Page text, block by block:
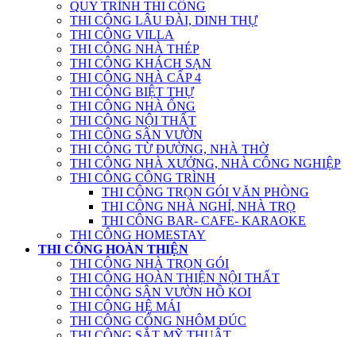
QUY TRÌNH THI CÔNG
THI CÔNG LÂU ĐÀI, DINH THỰ
THI CÔNG VILLA
THI CÔNG NHÀ THÉP
THI CÔNG KHÁCH SẠN
THI CÔNG NHÀ CẤP 4
THI CÔNG BIỆT THỰ
THI CÔNG NHÀ ỐNG
THI CÔNG NỘI THẤT
THI CÔNG SÂN VƯỜN
THI CÔNG TỪ ĐƯỜNG, NHÀ THỜ
THI CÔNG NHÀ XƯỞNG, NHÀ CÔNG NGHIỆP
THI CÔNG CÔNG TRÌNH
THI CÔNG TRỌN GÓI VĂN PHÒNG
THI CÔNG NHÀ NGHỈ, NHÀ TRỌ
THI CÔNG BAR- CAFE- KARAOKE
THI CÔNG HOMESTAY
THI CÔNG HOÀN THIỆN
THI CÔNG NHÀ TRỌN GÓI
THI CÔNG HOÀN THIỆN NỘI THẤT
THI CÔNG SÂN VƯỜN HỒ KOI
THI CÔNG HỆ MÁI
THI CÔNG CỔNG NHÔM ĐÚC